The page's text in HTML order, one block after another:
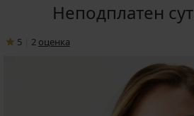
Неподплатен
5 2 oценка